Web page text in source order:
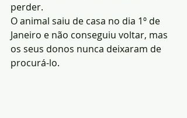
perder.
O animal saiu de casa no dia 1º de
Janeiro e não conseguiu voltar, mas
os seus donos nunca deixaram de
procurá-lo.